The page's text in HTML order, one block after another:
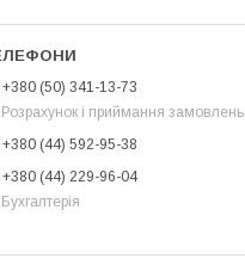
+380 (50) 341-13-73
Розрахунок і приймання замовлень
+380 (44) 592-95-38
+380 (44) 229-96-04
Бухгалтерія